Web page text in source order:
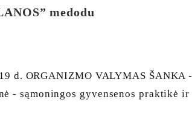
medodu
d. ORGANIZMO VALYMAS ŠANKA -
- sąmoningos gyvensenos praktikė ir